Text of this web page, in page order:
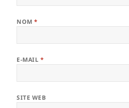
NOM*
E-MAIL *
SITE WEB